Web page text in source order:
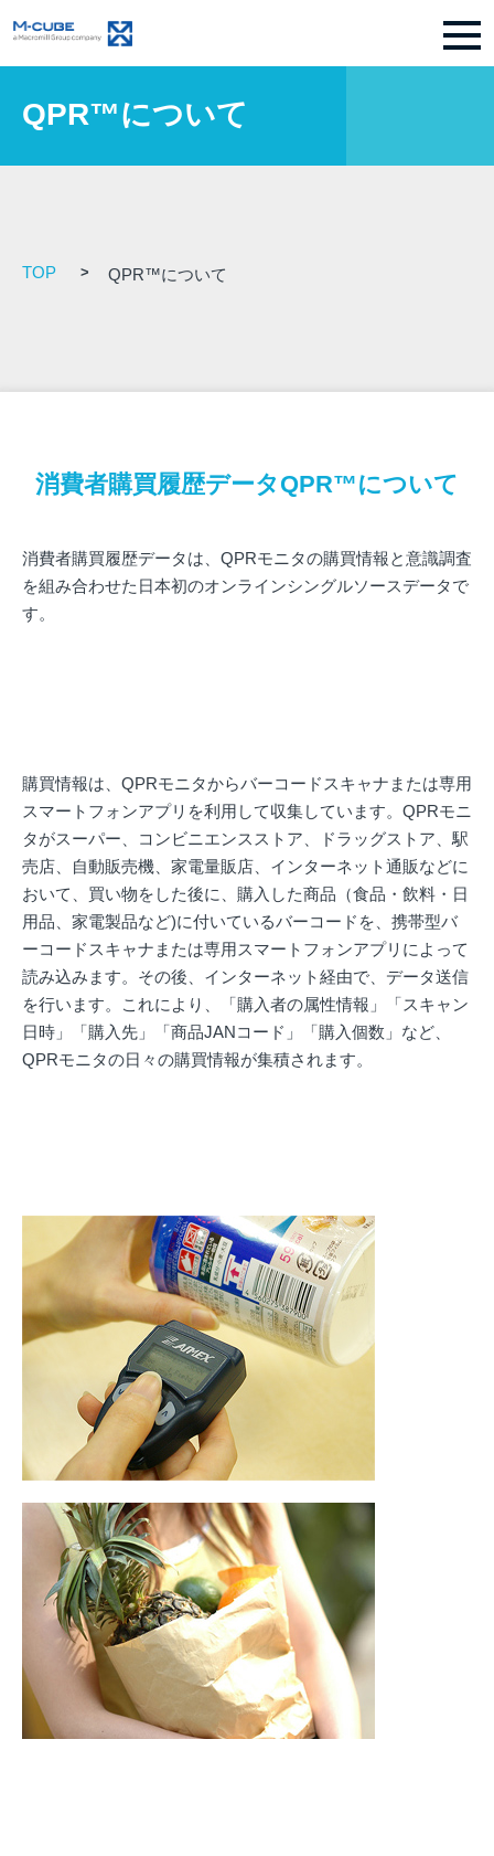
QPR™について
TOP QPR™について
消費者購買履歴データQPR™について
消費者購買履歴データは、QPRモニタの購買情報と意識調査
を組み合わせた日本初のオンラインシングルソースデータで
す。
購買情報は、QPRモニタからバーコードスキャナまたは専用
スマートフォンアプリを利用して収集しています。QPRモニ
タがスーパー、コンビニエンスストア、ドラッグストア、駅
売店、自動販売機、家電量販店、インターネット通販などに
おいて、買い物をした後に、購入した商品（食品・飲料・日
用品、家電製品など)に付いているバーコードを、携帯型バ
ーコードスキャナまたは専用スマートフォンアプリによって
読み込みます。その後、インターネット経由で、データ送信
を行います。これにより、「購入者の属性情報」「スキャン
日時」「購入先」「商品JANコード」「購入個数」など、
QPRモニタの日々の購買情報が集積されます。